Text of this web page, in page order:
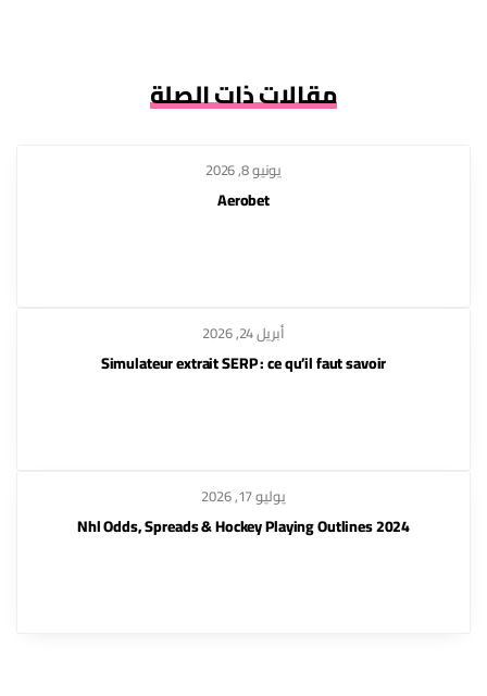
مقالات ذات الصلة
يونيو 8, 2026
Aerobet
أبريل 24, 2026
Simulateur extrait SERP : ce qu’il faut savoir
يوليو 17, 2026
2024 Nhl Odds, Spreads & Hockey Playing Outlines